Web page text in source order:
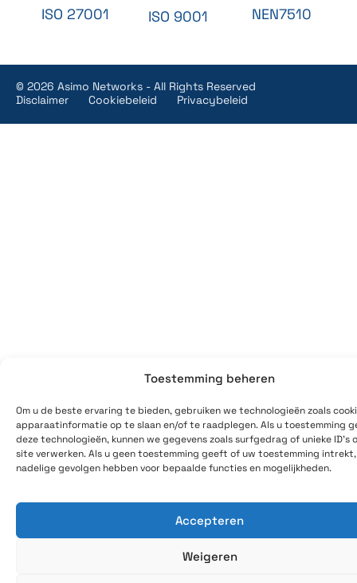
Toestemming beheren
Om u de beste ervaring te bieden, gebruiken we technologieën zoals
apparaatinformatie op te slaan en/of te raadplegen. Als u toestemming
deze technologieën, kunnen we gegevens zoals surfgedrag of unieke ID's
site verwerken. Als u geen toestemming geeft of uw toestemming
nadelige gevolgen hebben voor bepaalde functies en mogelijkheden.
Accepteren
Weigeren
ISO 27001 ISO 9001 NEN7510
© 2026 Asimo Networks - All Rights Reserved
Disclaimer
Cookiebeleid Privacybeleid